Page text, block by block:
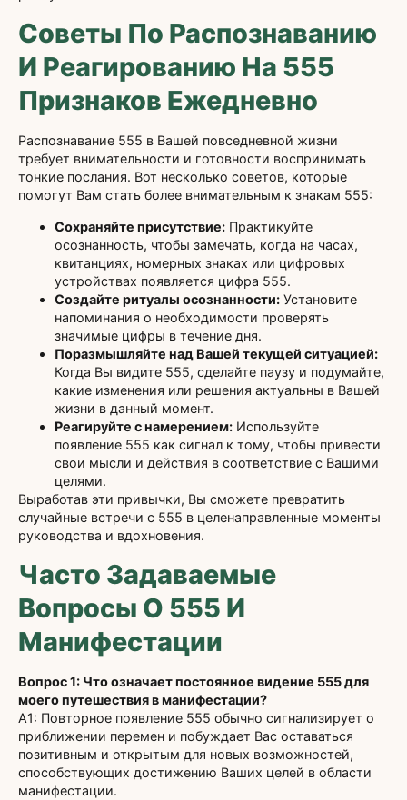
Советы По Распознаванию
И Реагированию На 555
Признаков Ежедневно
Распознавание 555 в Вашей повседневной жизни
требует внимательности и готовности воспринимать
тонкие послания. Вот несколько советов, которые
помогут Вам стать более внимательным к знакам 555:
Сохраняйте присутствие: Практикуйте
осознанность, чтобы замечать, когда на часах,
квитанциях, номерных знаках или цифровых
устройствах появляется цифра 555.
Создайте ритуалы осознанности: Установите
напоминания о необходимости проверять
значимые цифры в течение дня.
Поразмышляйте над Вашей текущей ситуацией:
Когда Вы видите 555, сделайте паузу и подумайте,
какие изменения или решения актуальны в Вашей
жизни в данный момент.
Реагируйте с намерением: Используйте
появление 555 как сигнал к тому, чтобы привести
свои мысли и действия в соответствие с Вашими
целями.
Выработав эти привычки, Вы сможете превратить
случайные встречи с 555 в целенаправленные моменты
руководства и вдохновения.
Часто Задаваемые
Вопросы О 555 И
Манифестации
Вопрос 1: Что означает постоянное видение 555 для
моего путешествия в манифестации?
A1: Повторное появление 555 обычно сигнализирует о
приближении перемен и побуждает Вас оставаться
позитивным и открытым для новых возможностей,
способствующих достижению Ваших целей в области
манифестации.